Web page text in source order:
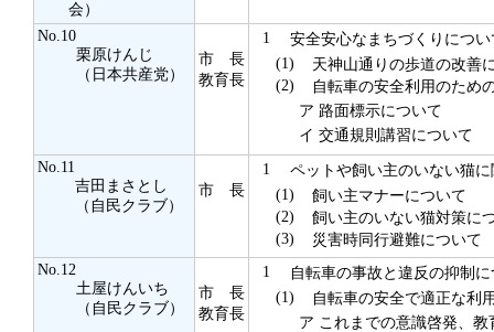
会）
No.10
栗原けんじ
（日本共産党）
市 長
教育長
1
安全安心なまちづくりについ
(1)
天神山通りの歩道の改善
(2)
自転車の安全利用のため
ア 路面標示について
イ 交通規則講習について
No.11
吉田まさとし
（自民クラブ）
市 長
1
ペットや飼い主のいない猫
(1)
飼い主マナーについて
(2)
飼い主のいない猫対策に
(3)
災害時同行避難について
No.12
土屋けんいち
（自民クラブ）
市 長
教育長
1
自転車の事故と違反の抑制に
(1)
自転車の安全で適正な利
ア これまでの意識啓発、